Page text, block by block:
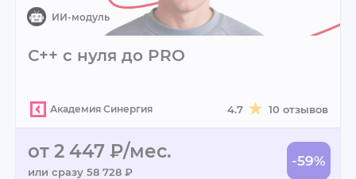
С++ с нуля до PRO
Академия Синергия 4.7 10 отзывов
от 2 447 ₽/мес.
или сразу 58 728 ₽
-59%